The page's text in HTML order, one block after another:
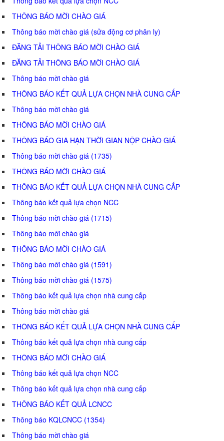
THÔNG BÁO MỜI CHÀO GIÁ
Thông báo mời chào giá (sửa động cơ phân ly)
ĐĂNG TẢI THÔNG BÁO MỜI CHÀO GIÁ
ĐĂNG TẢI THÔNG BÁO MỜI CHÀO GIÁ
Thông báo mời chào giá
THÔNG BÁO KẾT QUẢ LỰA CHỌN NHÀ CUNG CẤP
Thông báo mời chào giá
THÔNG BÁO MỜI CHÀO GIÁ
THÔNG BÁO GIA HẠN THỜI GIAN NỘP CHÀO GIÁ
Thông báo mời chào giá (1735)
THÔNG BÁO MỜI CHÀO GIÁ
THÔNG BÁO KẾT QUẢ LỰA CHỌN NHÀ CUNG CẤP
Thông báo kết quả lựa chọn NCC
Thông báo mời chào giá (1715)
Thông báo mời chào giá
THÔNG BÁO MỜI CHÀO GIÁ
Thông báo mời chào giá (1591)
Thông báo mời chào giá (1575)
Thông báo kết quả lựa chọn nhà cung cấp
Thông báo mời chào giá
THÔNG BÁO KẾT QUẢ LỰA CHỌN NHÀ CUNG CẤP
Thông báo kết quả lựa chọn nhà cung cấp
THÔNG BÁO MỜI CHÀO GIÁ
Thông báo kết quả lựa chọn NCC
Thông báo kết quả lựa chọn nhà cung cấp
THÔNG BÁO KẾT QUẢ LCNCC
Thông báo KQLCNCC (1354)
Thông báo mời chào giá